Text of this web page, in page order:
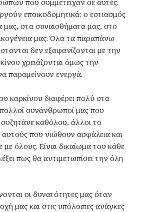
εποικοδομητικά: ο εστιασμός
μας, στα συναισθήματα μας, στο
μας. Όλα τα παραπάνω
δεν εξαφανίζονται με την
χρειάζονται όμως την
παραμείνουν ενεργά.
καρκίνου διαφέρει πολύ στα
συνάνθρωποί μας που
καθόλου, άλλοι το
που νιώθουν ασφάλεια και
με όλους. Είναι δικαίωμα του κάθε
πως θα αντιμετωπίσει την όλη
οι δυνατότητες μας όταν
μας και στις υπόλοιπες ανάγκες